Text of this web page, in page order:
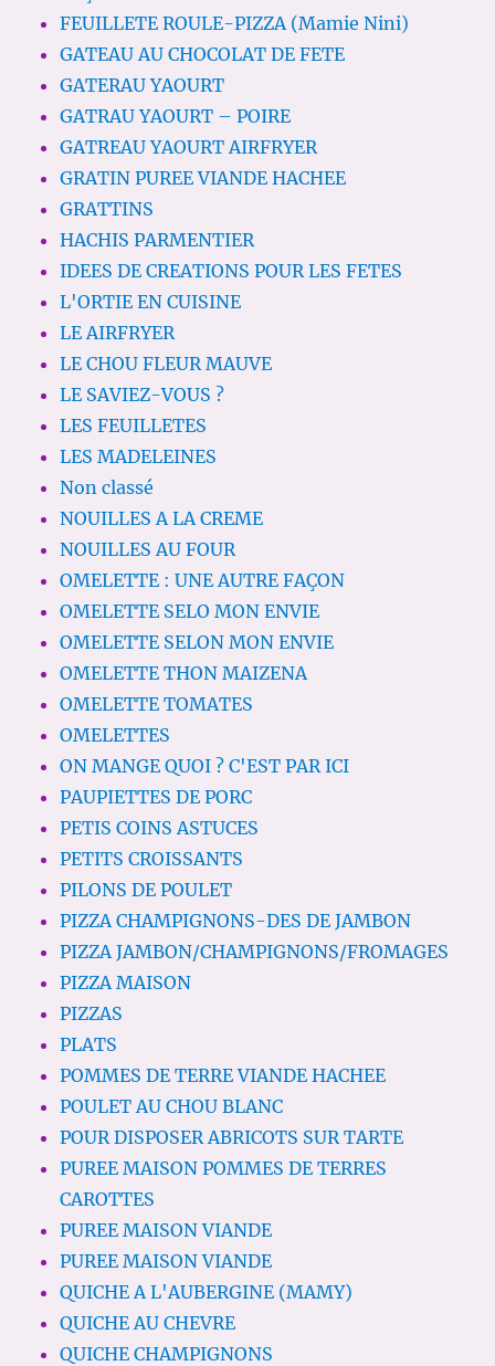
FEUILLETE ROULE-PIZZA (Mamie Nini)
GATEAU AU CHOCOLAT DE FETE
GATERAU YAOURT
GATRAU YAOURT – POIRE
GATREAU YAOURT AIRFRYER
GRATIN PUREE VIANDE HACHEE
GRATTINS
HACHIS PARMENTIER
IDEES DE CREATIONS POUR LES FETES
L'ORTIE EN CUISINE
LE AIRFRYER
LE CHOU FLEUR MAUVE
LE SAVIEZ-VOUS ?
LES FEUILLETES
LES MADELEINES
Non classé
NOUILLES A LA CREME
NOUILLES AU FOUR
OMELETTE : UNE AUTRE FAÇON
OMELETTE SELO MON ENVIE
OMELETTE SELON MON ENVIE
OMELETTE THON MAIZENA
OMELETTE TOMATES
OMELETTES
ON MANGE QUOI ? C'EST PAR ICI
PAUPIETTES DE PORC
PETIS COINS ASTUCES
PETITS CROISSANTS
PILONS DE POULET
PIZZA CHAMPIGNONS-DES DE JAMBON
PIZZA JAMBON/CHAMPIGNONS/FROMAGES
PIZZA MAISON
PIZZAS
PLATS
POMMES DE TERRE VIANDE HACHEE
POULET AU CHOU BLANC
POUR DISPOSER ABRICOTS SUR TARTE
PUREE MAISON POMMES DE TERRES
CAROTTES
PUREE MAISON VIANDE
PUREE MAISON VIANDE
QUICHE A L'AUBERGINE (MAMY)
QUICHE AU CHEVRE
QUICHE CHAMPIGNONS